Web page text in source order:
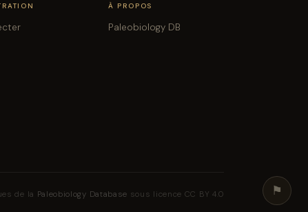
⚑
À PROPOS
Paleobiology DB
de la Paleobiology Database sous licence CC BY 4.0